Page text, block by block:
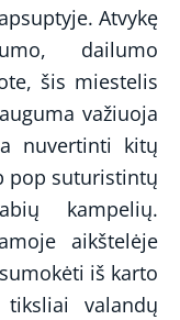
Atvykę
dailumo
šis miestelis
važiuoja
nuvertinti kitų
pop suturistintų
kampelių.
aikštelėje
iš karto
valandų